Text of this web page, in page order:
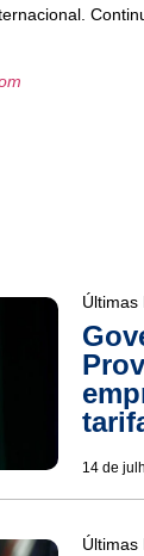
Últimas
14 de
Últimas